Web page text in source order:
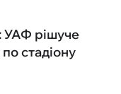
УАФ рішуче
стадіону